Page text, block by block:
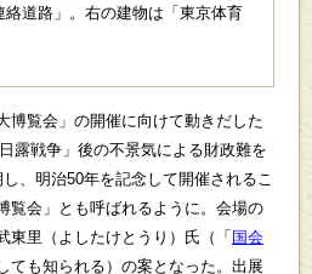
道路」。右の建物は「東京体育
博覧会」の開催に向けて動きだした
露戦争」後の不景気による財政難を
、明治50年を記念して開催されるこ
覧会」とも呼ばれるように。会場の
東里（よしたけとうり）氏（「 国会
ても知られる）の案となった。出展